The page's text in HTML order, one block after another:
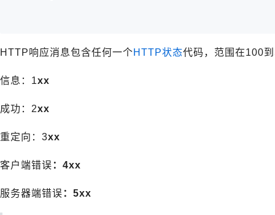
HTTP响应消息包含任何一个HTTP状态代码，范围在100
信息：1xx
成功：2xx
重定向：3xx
客户端错误：4xx
服务器端错误：5xx